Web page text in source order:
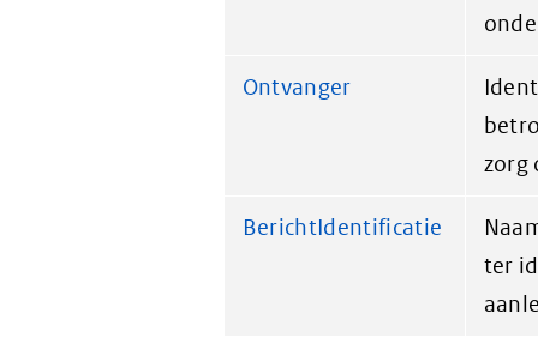
Ontvanger
zorg
BerichtIdentificatie
ter